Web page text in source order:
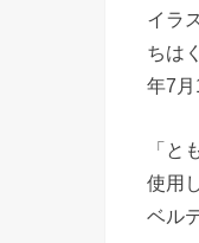
イラ
ちは
年7
「と
使用
ベル